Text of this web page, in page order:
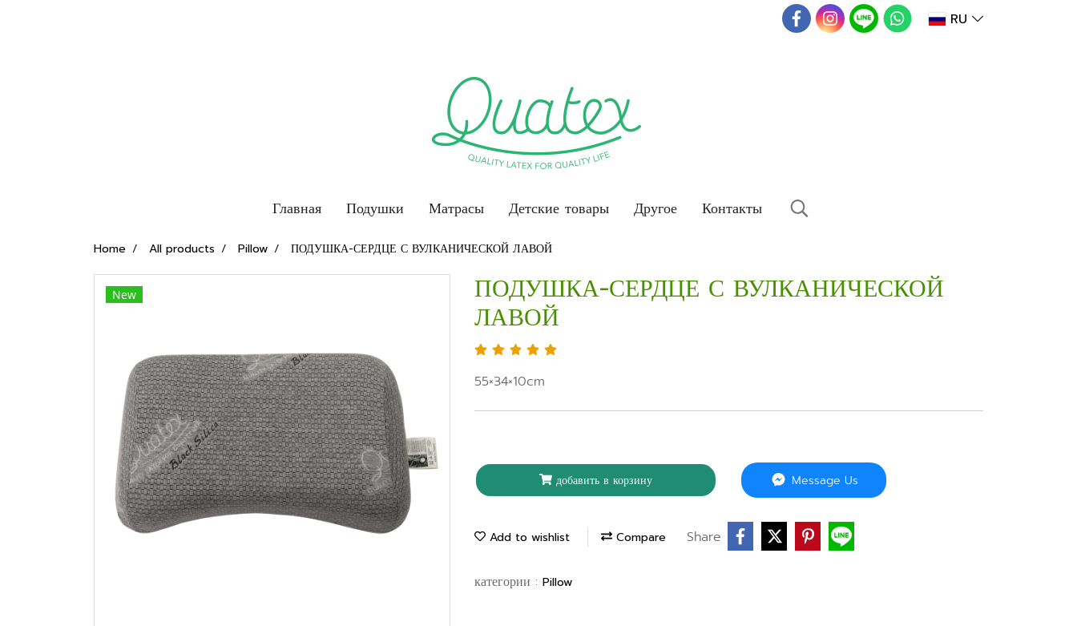
RU
Главная Подушки Матрасы Детские товары Другое Контакты
Home All products Pillow ПОДУШКА-СЕРДЦЕ С ВУЛКАНИЧЕСКОЙ ЛАВОЙ
New ПОДУШКА-СЕРДЦЕ С ВУЛКАНИЧЕСКОЙ
ЛАВОЙ
55×34×10cm
добавить в корзину Message Us
Add to wishlist Compare Share
категории : Pillow